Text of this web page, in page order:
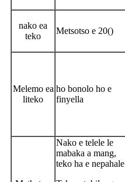
nako ea
teko
Metsotso e 20()
Melemo ea
liteko
ho bonolo ho e
finyella
Nako e telele le
mabaka a mang,
teko ha e nepahale